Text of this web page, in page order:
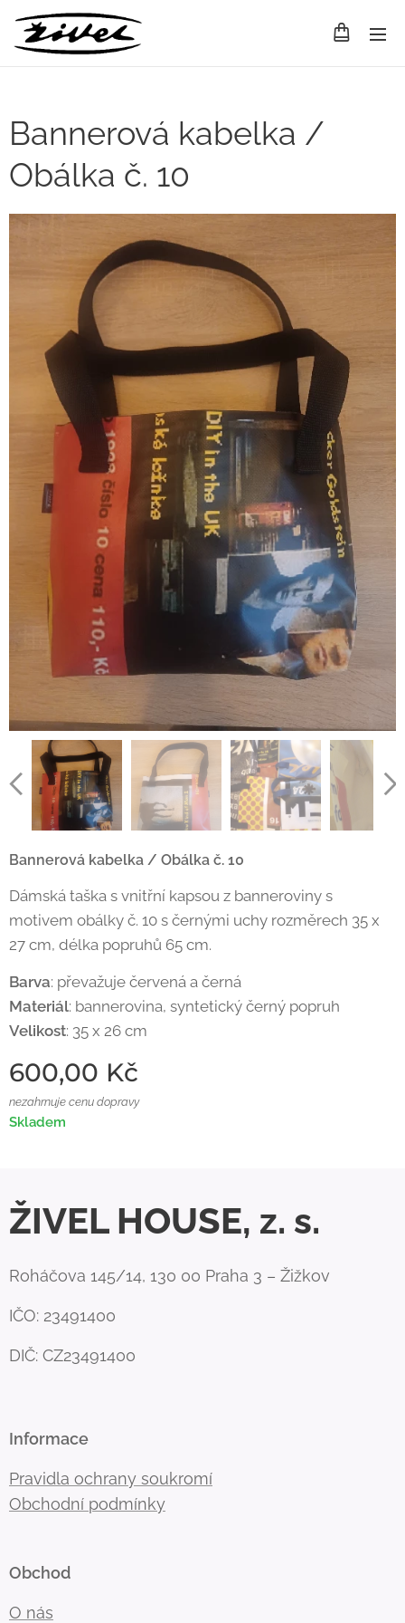
Bannerová kabelka /
Obálka č. 10
Bannerová kabelka / Obálka č. 10
Dámská taška s vnitřní kapsou z banneroviny s
motivem obálky č. 10 s černými uchy rozměrech 35 x
27 cm, délka popruhů 65 cm.
Barva: převažuje červená a černá
Materiál: bannerovina, syntetický černý popruh
Velikost: 35 x 26 cm
600,00 Kč
nezahrnuje cenu dopravy
Skladem
ŽIVEL HOUSE, z. s.
Roháčova 145/14, 130 00 Praha 3 – Žižkov
IČO: 23491400
DIČ: CZ23491400
Informace
Pravidla ochrany soukromí
Obchodní podmínky
Obchod
O nás